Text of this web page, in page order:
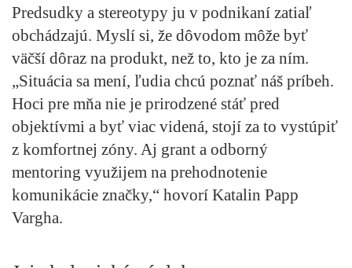
Predsudky a stereotypy ju v podnikaní zatiaľ
obchádzajú. Myslí si, že dôvodom môže byť
väčší dôraz na produkt, než to, kto je za ním.
„Situácia sa mení, ľudia chcú poznať náš príbeh.
Hoci pre mňa nie je prirodzené stáť pred
objektívmi a byť viac videná, stojí za to vystúpiť
z komfortnej zóny. Aj grant a odborný
mentoring využijem na prehodnotenie
komunikácie značky,“ hovorí Katalin Papp
Vargha.